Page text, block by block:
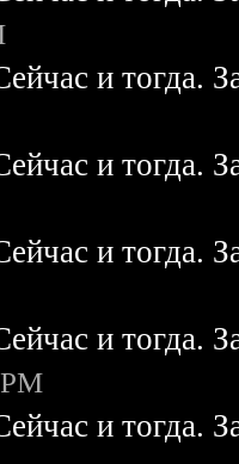
и тогда.
и тогда.
и тогда.
и тогда.
и тогда.